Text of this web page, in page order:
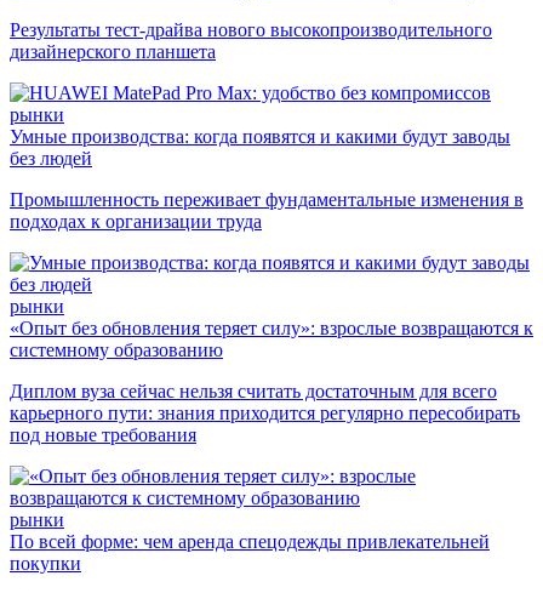
Результаты тест-драйва нового высокопроизводительного
дизайнерского планшета
рынки
Умные производства: когда появятся и какими будут заводы
без людей
Промышленность переживает фундаментальные изменения в
подходах к организации труда
рынки
«Опыт без обновления теряет силу»: взрослые возвращаются к
системному образованию
Диплом вуза сейчас нельзя считать достаточным для всего
карьерного пути: знания приходится регулярно пересобирать
под новые требования
рынки
По всей форме: чем аренда спецодежды привлекательней
покупки